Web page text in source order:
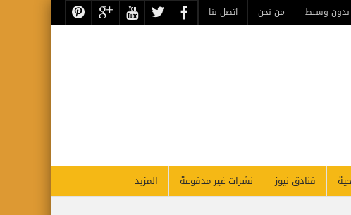
بدون وسيط من نحن اتصل بنا
فنادق نيوز نشرات غير مدفوعة
المزيد